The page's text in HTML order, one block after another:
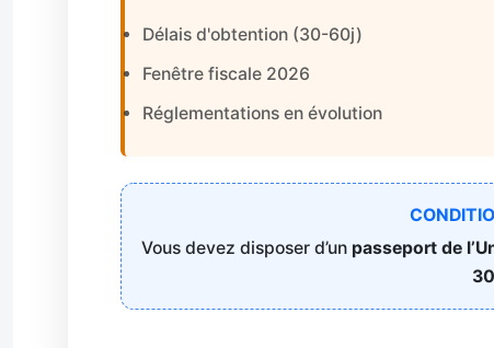
Délais d'obtention (30-60j)
Fenêtre fiscale 2026
Réglementations en évolution
Vous devez disposer d’un passeport de